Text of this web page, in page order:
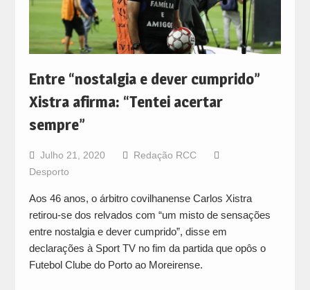
Entre “nostalgia e dever cumprido”
Xistra afirma: “Tentei acertar
sempre”
Julho 21, 2020
Redação RCC
Desporto
Aos 46 anos, o árbitro covilhanense Carlos Xistra
retirou-se dos relvados com “um misto de sensações
entre nostalgia e dever cumprido”, disse em
declarações à Sport TV no fim da partida que opôs o
Futebol Clube do Porto ao Moreirense.